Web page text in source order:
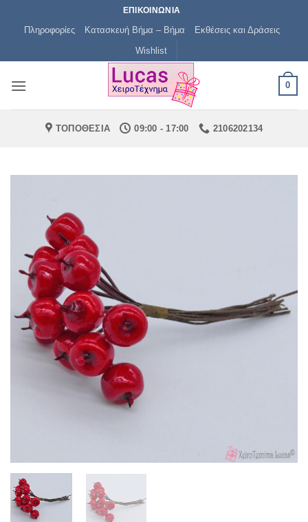
ΕΠΙΚΟΙΝΩΝΙΑ
Πληροφορίες Κατασκευή Βήμα – Βήμα
Εκθέσεις και Δράσεις
Wishlist
0
ΤΟΠΟΘΕΣΙΑ 09:00 - 17:00 2106202134